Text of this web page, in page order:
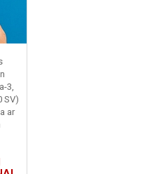
3,
SV)
ar